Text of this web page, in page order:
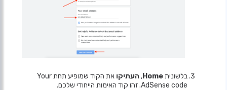
בלשוניתHome
, העתיקו
את הקוד שמופיע תחת Your
AdSense code. זהו קוד האימות הייחודי שלכם.